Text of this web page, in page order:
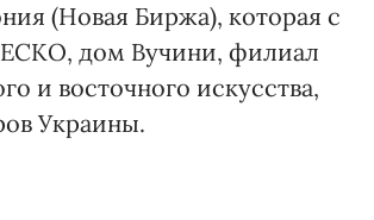
(Новая Биржа), которая с
дом Вучини, филиал
и восточного искусства,
Украины.